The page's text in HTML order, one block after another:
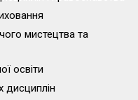
мистецтва та
освіти
дисциплін